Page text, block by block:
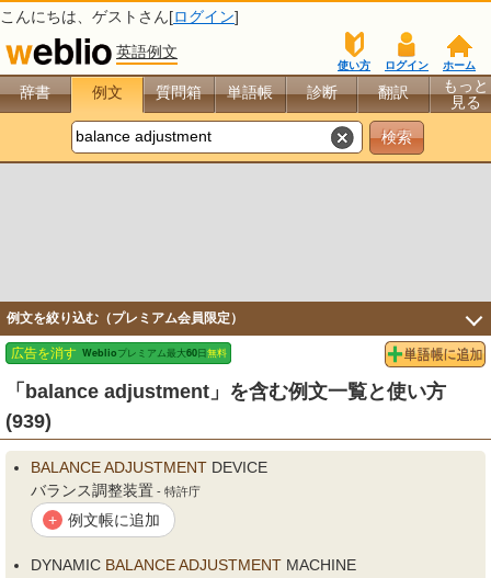
こんにちは、 ゲスト さん[ログイン]
英語例文
ホーム
ログイン
使い方
辞書 例文 質問箱 単語帳 診断 翻訳
もっと
見る
例文を絞り込む（プレミアム会員限定）
「balance adjustment」を含む例文一覧と使い方
(939)
BALANCEADJUSTMENT DEVICE
バランス調整装置 - 特許庁
+ 例文帳に追加
DYNAMIC BALANCEADJUSTMENT MACHINE